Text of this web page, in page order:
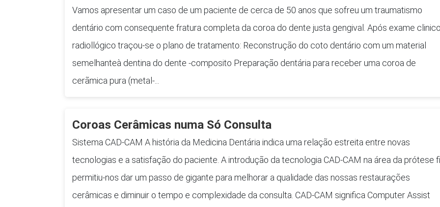
Vamos apresentar um caso de um paciente de cerca de 50 anos que sofreu um traumatismo
dentário com consequente fratura completa da coroa do dente justa gengival. Após exame
radiollógico traçou-se o plano de tratamento: Reconstrução do coto dentário com um material
semelhanteà dentina do dente -composito Preparação dentária para receber uma coroa de
cerãmica pura (metal-...
Coroas Cerâmicas numa Só Consulta
Sistema CAD-CAM A história da Medicina Dentária indica uma relação estreita entre novas
tecnologias e a satisfação do paciente. A introdução da tecnologia CAD-CAM na área da prótese
permitiu-nos dar um passo de gigante para melhorar a qualidade das nossas restaurações
cerâmicas e diminuir o tempo e complexidade da consulta. CAD-CAM significa Computer Assist